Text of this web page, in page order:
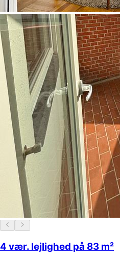
4 vær. lejlighed på 83 m²